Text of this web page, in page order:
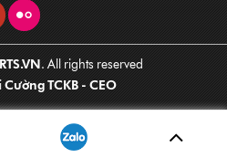
. All rights reserved
Cường TCKB - CEO